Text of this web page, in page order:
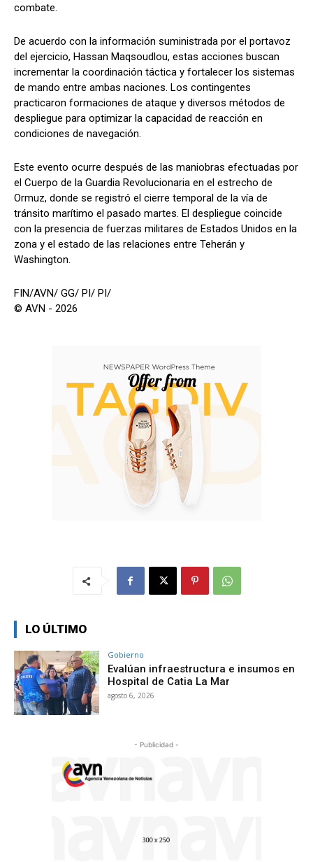
combate.
De acuerdo con la información suministrada por el portavoz
del ejercicio, Hassan Maqsoudlou, estas acciones buscan
incrementar la coordinación táctica y fortalecer los sistemas
de mando entre ambas naciones. Los contingentes
practicaron formaciones de ataque y diversos métodos de
despliegue para optimizar la capacidad de reacción en
condiciones de navegación.
Este evento ocurre después de las maniobras efectuadas por
el Cuerpo de la Guardia Revolucionaria en el estrecho de
Ormuz, donde se registró el cierre temporal de la vía de
tránsito marítimo el pasado martes. El despliegue coincide
con la presencia de fuerzas militares de Estados Unidos en la
zona y el estado de las relaciones entre Teherán y
Washington.
FIN/AVN/ GG/ PI/ PI/
© AVN - 2026
LO ÚLTIMO
Gobierno
Evalúan infraestructura e insumos en
Hospital de Catia La Mar
agosto 6, 2026
- Publicidad -